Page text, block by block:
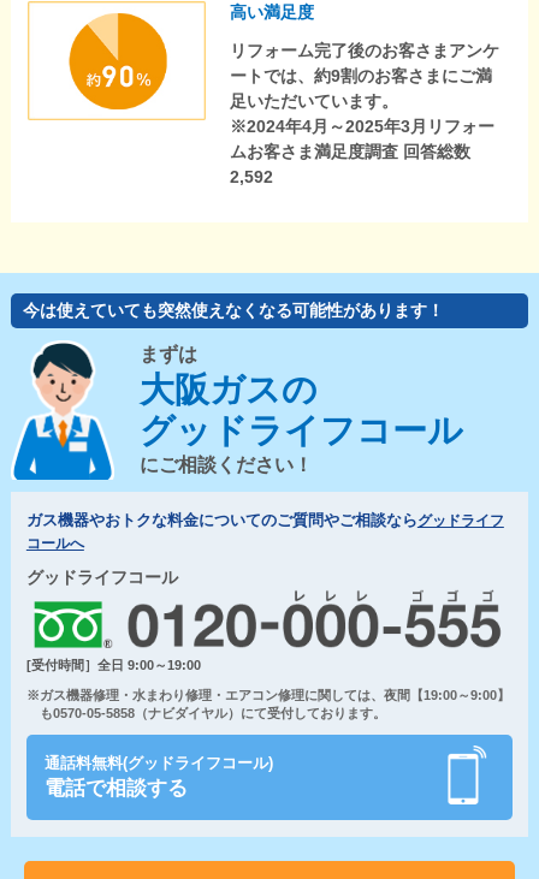
高い満足度
リフォーム完了後のお客さまアンケ
ートでは、約9割のお客さまにご満
足いただいています。
※2024年4月～2025年3月リフォー
ムお客さま満足度調査 回答総数
2,592
今は使えていても突然使えなくなる可能性があります！
まずは
大阪ガスの
グッドライフコール
にご相談ください！
ガス機器やおトクな料金についてのご質問やご相談ならグッドライフ
コールへ
グッドライフコール
[受付時間］全日 9:00～19:00
※ガス機器修理・水まわり修理・エアコン修理に関しては、夜間【19:00～9:00】
も0570-05-5858（ナビダイヤル）にて受付しております。
通話料無料(グッドライフコール)
電話で相談する